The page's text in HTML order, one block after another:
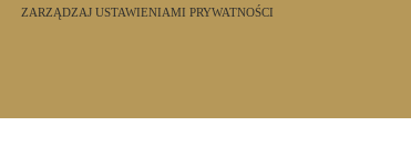
ZARZĄDZAJ USTAWIENIAMI PRYWATNOŚCI